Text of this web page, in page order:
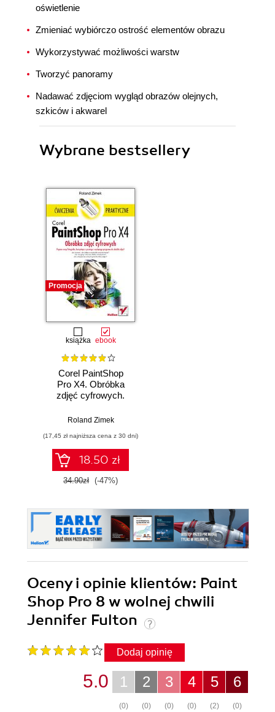
oświetlenie
Zmieniać wybiórczo ostrość elementów obrazu
Wykorzystywać możliwości warstw
Tworzyć panoramy
Nadawać zdjęciom wygląd obrazów olejnych,
szkiców i akwarel
Wybrane bestsellery
Promocja
książka ebook
Corel PaintShop
Pro X4. Obróbka
zdjęć cyfrowych.
praktyczne
Roland Zimek
(17,45 zł najniższa cena z 30 dni)
18.50 zł
34.90zł (-47%)
Oceny i opinie klientów: Paint
Shop Pro 8 w wolnej chwili
Jennifer Fulton
Dodaj opinię
6
(0)
5
(2)
4
(0)
3
(0)
2
(0)
1
(0)
5.0